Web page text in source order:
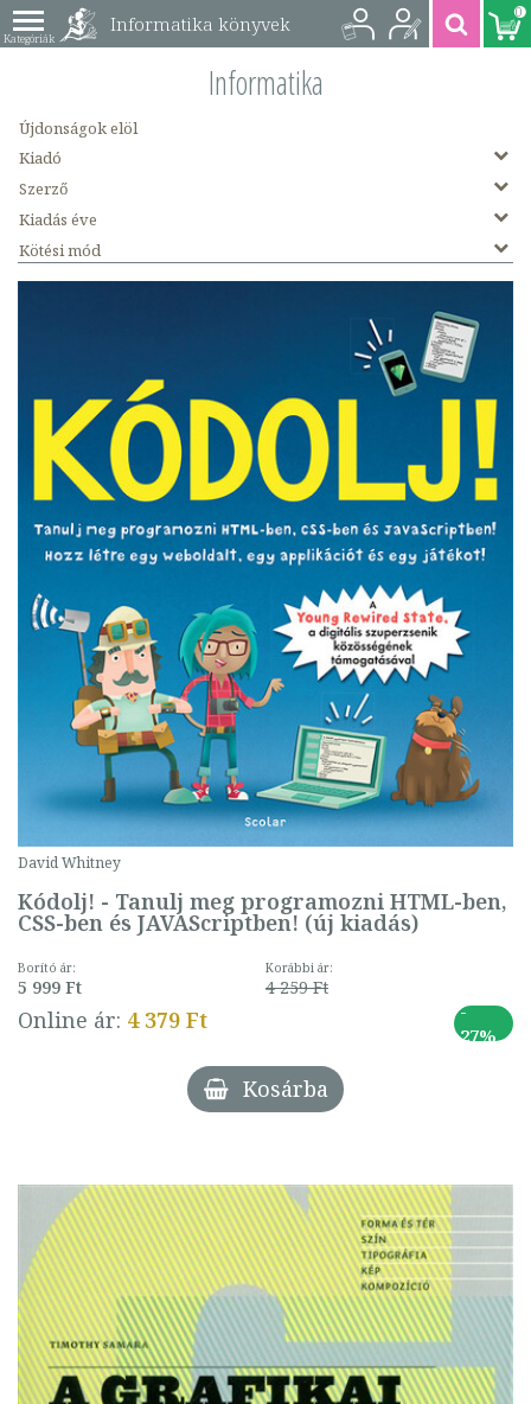
Informatika könyvek 0
Informatika
Újdonságok elöl
Kiadó
Szerző
Kiadás éve
Kötési mód
David Whitney
Kódolj! - Tanulj meg programozni HTML-ben,
CSS-ben és JAVAScriptben! (új kiadás)
Borító ár:
5 999 Ft
Korábbi ár:
4 259 Ft
Online ár: 4 379 Ft
-
27%
Kosárba